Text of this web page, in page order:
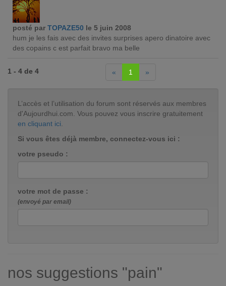
posté par TOPAZE50 le 5 juin 2008
hum je les fais avec des invites surprises apero dinatoire avec
des copains c est parfait bravo ma belle
1 - 4 de 4 « 1 »
L’accès et l’utilisation du forum sont réservés aux membres
d'Aujourdhui.com. Vous pouvez vous inscrire gratuitement
en cliquant ici.
Si vous êtes déjà membre, connectez-vous ici :
votre pseudo :
votre mot de passe :
(envoyé par email)
nos suggestions "pain"